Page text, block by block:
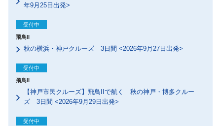
年9月25日出発>
飛鳥II
受付中
秋の横浜・神戸クルーズ 3日間 <2026年9月27日出発>
飛鳥II
受付中
【神戸市民クルーズ】飛鳥IIで航く 秋の神戸・博多クルー
ズ 3日間 <2026年9月29日出発>
受付中